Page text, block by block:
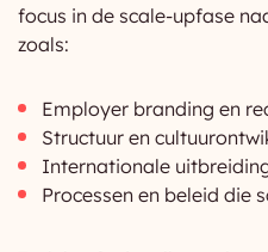
focus in de scale-upfase
zoals:
Employer branding en
Structuur en
Internationale
Processen en beleid die